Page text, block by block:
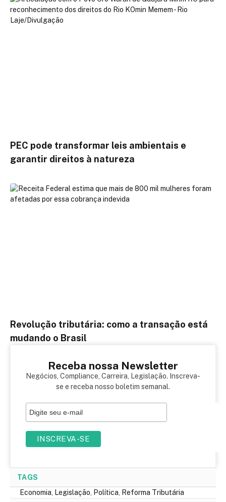
PEC pode transformar leis ambientais e
garantir direitos à natureza
Revolução tributária: como a transação está
mudando o Brasil
Receba nossa Newsletter
Negócios, Compliance, Carreira, Legislação. Inscreva-
se e receba nosso boletim semanal.
TAGS
Economia
Legislação Política
Reforma Tributária